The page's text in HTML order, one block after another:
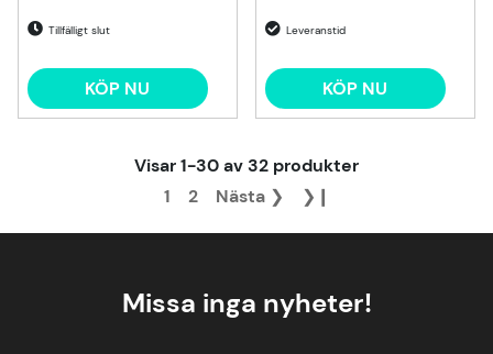
Tillfälligt slut
KÖP NU KÖP NU
Visar1-30av32 produkter
1
2 Nästa ❯ ❯❙
Missa inga nyheter!